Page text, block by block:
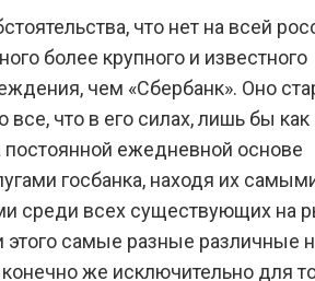
запустил
услугу для
банковских
что нет на всей
более крупного и известного
чем «Сбербанк». Оно
все, что в его силах, лишь бы
ежедневной основе
госбанка, находя их
среди всех существующих на
самые разные различные
же исключительно для